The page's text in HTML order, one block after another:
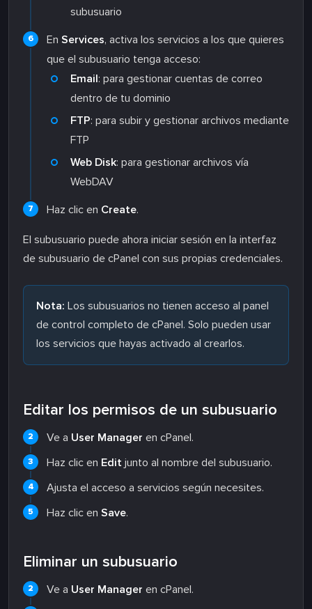
subusuario
En Services, activa los servicios a los que quieres
que el subusuario tenga acceso:
Email: para gestionar cuentas de correo
dentro de tu dominio
FTP: para subir y gestionar archivos mediante
FTP
Web Disk: para gestionar archivos vía
WebDAV
Haz clic en Create.
El subusuario puede ahora iniciar sesión en la interfaz
de subusuario de cPanel con sus propias credenciales.
Nota: Los subusuarios no tienen acceso al panel
de control completo de cPanel. Solo pueden usar
los servicios que hayas activado al crearlos.
Editar los permisos de un subusuario
Ve a User Manager en cPanel.
Haz clic en Edit junto al nombre del subusuario.
Ajusta el acceso a servicios según necesites.
Haz clic en Save.
Eliminar un subusuario
Ve a User Manager en cPanel.